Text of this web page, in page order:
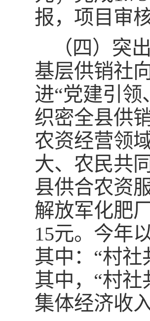
报，项目审
（四）突
基层供销社
进“党建引
织密全县供
农资经营领
大、农民共
县供合农资
解放军化肥
15元。今年
其中：“村社
其中，“村社
集体经济收